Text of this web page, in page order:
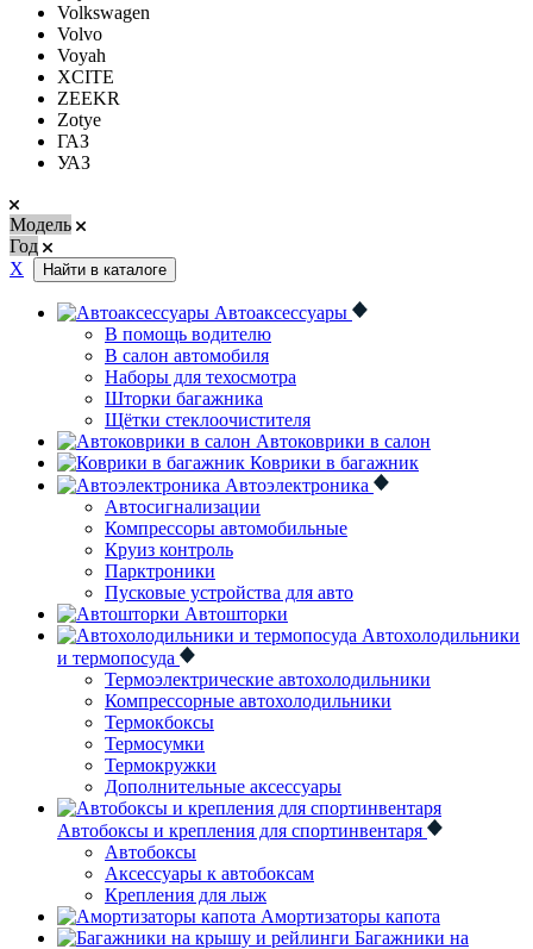
Volkswagen
Volvo
Voyah
XCITE
ZEEKR
Zotye
ГАЗ
УАЗ
Модель
Год
Х
Найти в каталоге
Автоаксессуары
В помощь водителю
В салон автомобиля
Наборы для техосмотра
Шторки багажника
Щётки стеклоочистителя
Автоковрики в салон
Коврики в багажник
Автоэлектроника
Автосигнализации
Компрессоры автомобильные
Круиз контроль
Парктроники
Пусковые устройства для авто
Автошторки
Автохолодильники
и термопосуда
Термоэлектрические автохолодильники
Компрессорные автохолодильники
Термокбоксы
Термосумки
Термокружки
Дополнительные аксессуары
Автобоксы и крепления для спортинвентаря
Автобоксы
Аксессуары к автобоксам
Крепления для лыж
Амортизаторы капота
Багажники на